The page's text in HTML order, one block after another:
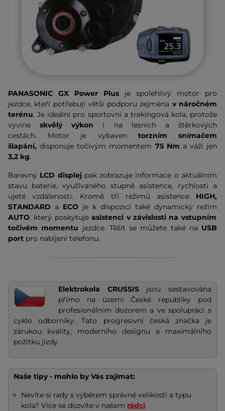
PANASONIC GX Power Plus je spolehlivý motor pro
jezdce, kteří potřebují větší podporu zejména v náročném
terénu. Je ideální pro sportovní a trekingová kola, protože
vyvineskvělý výkon i na lesních a štěrkových
cestách. Motor je vybaven torzním snímačem
šlapání,disponuje točivým momentem 75 Nm a váží jen
3,2 kg.
Barevný LCD displejpak zobrazuje informace o aktuálním
stavu baterie, využívaného stupně asistence, rychlosti a
ujeté vzdálenosti. Kromě tří režimů asistence HIGH,
STANDARD a ECO je k dispozici také dynamický režim
AUTO, který poskytujeasistenci v závislosti na vstupním
točivém momentu jezdce. Těšit se můžete také na USB
port pro nabíjení telefonu.
Elektrokola CRUSSISjsou sestavována
přímo na území České republiky pod
profesionálním dozorem a ve spolupráci s
cyklo odborníky. Tato progresivní česká značka je
zárukou kvality, moderního designu a maximálního
požitku jízdy.
Naše tipy - mohlo by Vás zajímat:
Nevíte si rady s výběrem správné velikosti a typu
kola? Více se dozvíte v našem rádci.